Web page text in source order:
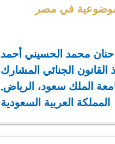
في مصر
محمد الحسيني أحمد
القانون الجنائي المشارك
الملك سعود، الرياض,
المملكة العربية السعودية